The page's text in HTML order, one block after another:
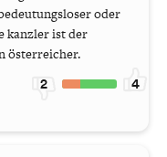
oder
kanzler ist der
österreicher.
2 4